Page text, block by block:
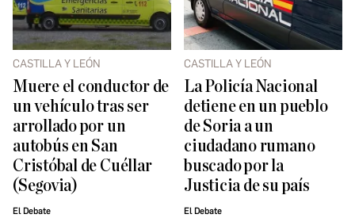
CASTILLA Y LEÓN
Muere el conductor de
un vehículo tras ser
arrollado por un
autobús en San
Cristóbal de Cuéllar
(Segovia)
El Debate
CASTILLA Y LEÓN
La Policía Nacional
detiene en un pueblo
de Soria a un
ciudadano rumano
buscado por la
Justicia de su país
El Debate